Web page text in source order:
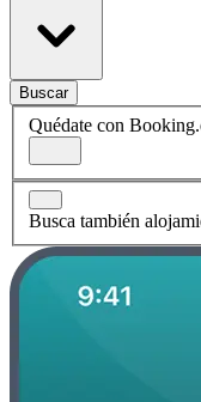
Buscar
Quédate con
Busca también